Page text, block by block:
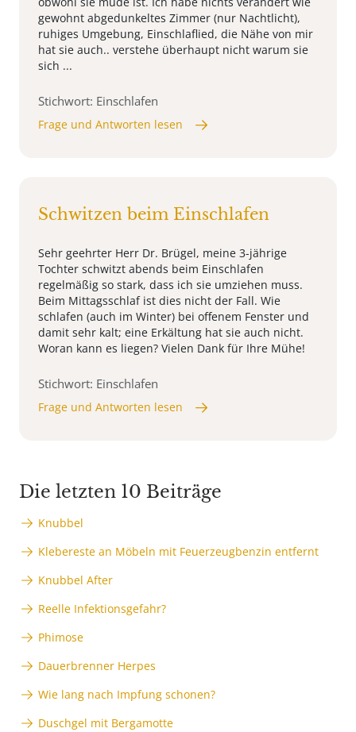
gewohnt abgedunkeltes Zimmer (nur Nachtlicht),
ruhiges Umgebung, Einschlaflied, die Nähe von mir
hat sie auch.. verstehe überhaupt nicht warum sie
sich ...
Stichwort: Einschlafen
Frage und Antworten lesen
Schwitzen beim Einschlafen
Sehr geehrter Herr Dr. Brügel, meine 3-jährige
Tochter schwitzt abends beim Einschlafen
regelmäßig so stark, dass ich sie umziehen muss.
Beim Mittagsschlaf ist dies nicht der Fall. Wie
schlafen (auch im Winter) bei offenem Fenster und
damit sehr kalt; eine Erkältung hat sie auch nicht.
Woran kann es liegen? Vielen Dank für Ihre Mühe!
Stichwort: Einschlafen
Frage und Antworten lesen
Die letzten 10 Beiträge
Knubbel
Klebereste an Möbeln mit Feuerzeugbenzin entfernt
Knubbel After
Reelle Infektionsgefahr?
Phimose
Dauerbrenner Herpes
Wie lang nach Impfung schonen?
Duschgel mit Bergamotte